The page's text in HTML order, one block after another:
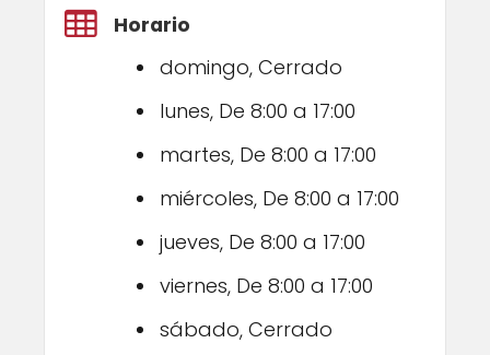
Horario
domingo, Cerrado
lunes, De 8:00 a 17:00
martes, De 8:00 a 17:00
miércoles, De 8:00 a 17:00
jueves, De 8:00 a 17:00
viernes, De 8:00 a 17:00
sábado, Cerrado